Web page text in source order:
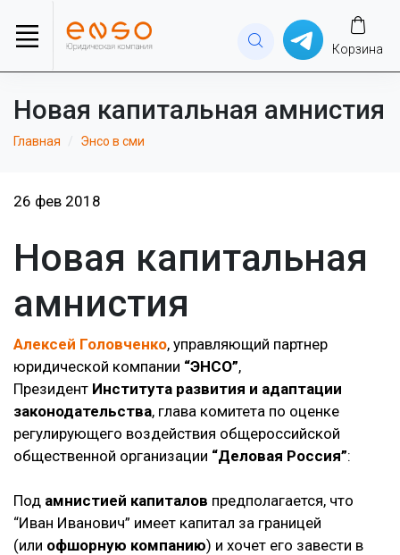
Корзина
Новая капитальная амнистия
Главная Энсо в сми
26 фев 2018
Новая капитальная
амнистия
Алексей Головченко, управляющий партнер
юридической компании “ЭНСО”,
Президент Института развития и адаптации
законодательства, глава комитета по оценке
регулирующего воздействия общероссийской
общественной организации “Деловая Россия”:
Под амнистией капиталов предполагается, что
“Иван Иванович” имеет капитал за границей
(или офшорную компанию) и хочет его завести в